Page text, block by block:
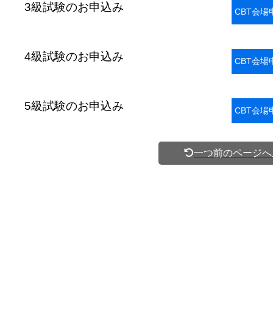
3級試験のお申込み CBT会場
4級試験のお申込み CBT会場
5級試験のお申込み CBT会場
一つ前のページ